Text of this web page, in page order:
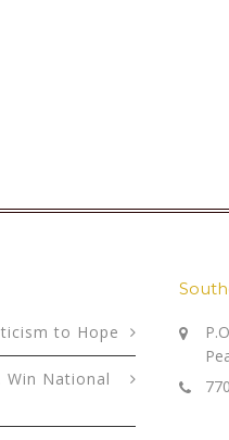
to Hope
Win National